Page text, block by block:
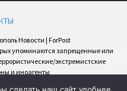
Новости | ForPost
упоминаются запрещенные или
экстремистские
и иноагенты